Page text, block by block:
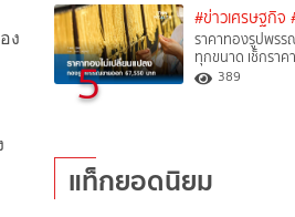
ง
5
#ข่าวเศรษฐกิจ
ราคาทองรูปพรร
ทุกขนาด เช็กรา
389
แท็กยอดนิยม